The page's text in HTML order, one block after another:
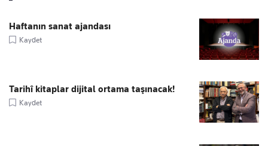
Haftanın sanat ajandası
Kaydet
Tarihî kitaplar dijital ortama taşınacak!
Kaydet